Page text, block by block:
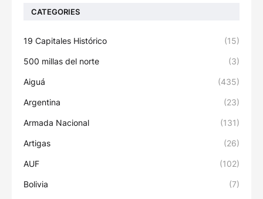
CATEGORIES
19 Capitales Histórico (15)
500 millas del norte (3)
Aiguá (435)
Argentina (23)
Armada Nacional (131)
Artigas (26)
AUF (102)
Bolivia (7)